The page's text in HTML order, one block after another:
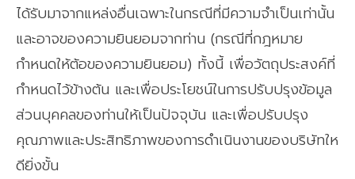
ได้รับมาจากแหล่งอื่นเฉพาะในกรณีที่มีความจำเป็นเท่านั้น
และอาจของความยินยอมจากท่าน (กรณีที่กฎหมาย
กำหนดให้ต้อของความยินยอม) ทั้งนี้ เพื่อวัตถุประสงค์ที่
กำหนดไว้ข้างต้น และเพื่อประโยชน์ในการปรับปรุงข้อมูล
ส่วนบุคคลของท่านให้เป็นปัจจุบัน และเพื่อปรับปรุง
คุณภาพและประสิทธิภาพของการดำเนินงานของบริษัทให
ดียิ่งขั้น